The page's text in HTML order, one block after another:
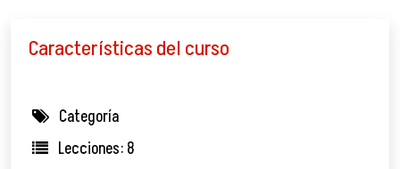
Características del curso
Categoría
Lecciones: 8